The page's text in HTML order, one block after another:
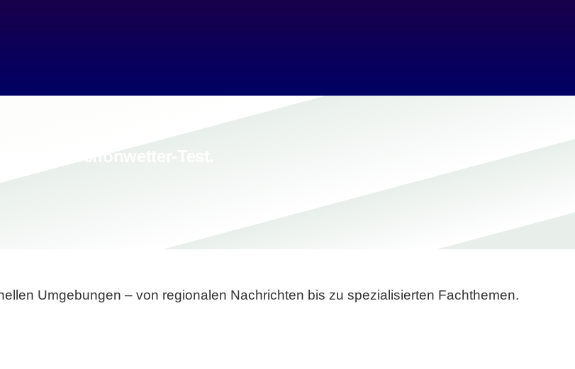
Umgebungen – von regionalen Nachrichten bis zu spezialisierten Fachthemen.